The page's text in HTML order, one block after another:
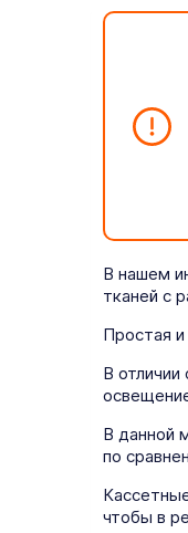
В нашем
тканей с
Простая
В
В данной
по
чтобы в